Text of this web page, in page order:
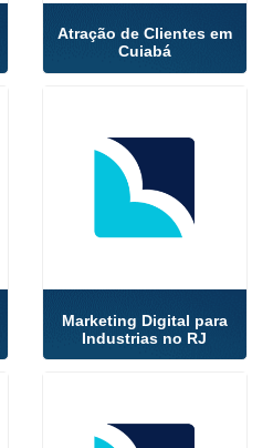
Atração de Clientes em
Cuiabá
Marketing Digital para
Industrias no RJ